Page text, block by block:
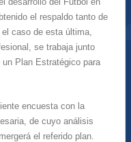
el respaldo tanto de
caso de esta última,
se trabaja junto
Plan Estratégico para
encuesta con la
de cuyo análisis
el referido plan.